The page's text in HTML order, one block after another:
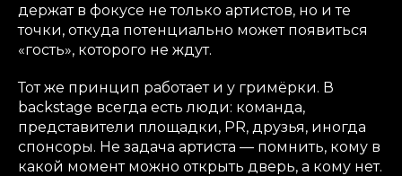
держат в фокусе не только артистов, но и те
точки, откуда потенциально может появиться
«гость», которого не ждут.
Тот же принцип работает и у гримёрки. В
backstage всегда есть люди: команда,
представители площадки, PR, друзья, иногда
спонсоры. Не задача артиста — помнить, кому в
какой момент можно открыть дверь, а кому нет.